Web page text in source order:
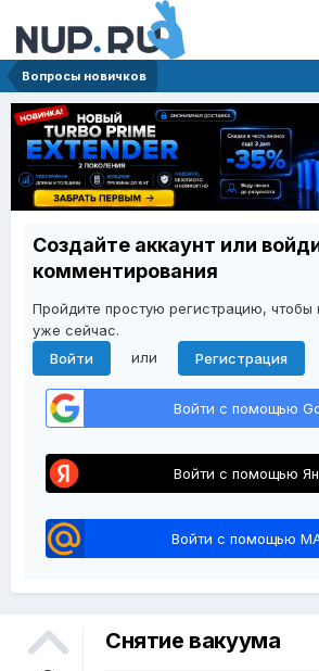
Вопросы новичков
Создайте аккаунт или
комментирования
Пройдите простую регистрацию, чтобы
уже сейчас.
Войти
или Регистрация
Войти с помощью
Войти с помощью
Войти с помощью
Снятие вакуума